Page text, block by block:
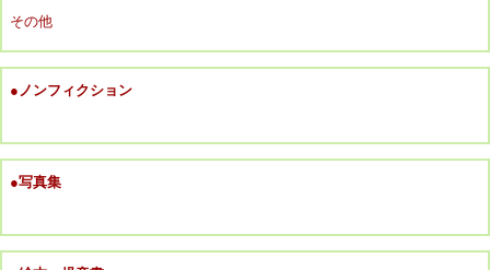
その他
●ノンフィクション
●写真集